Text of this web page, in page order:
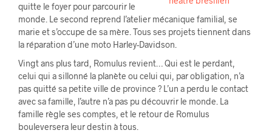
quitte le foyer pour parcourir le
monde. Le second reprend l’atelier mécanique familial, se
marie et s’occupe de sa mère. Tous ses projets tiennent dans
la réparation d’une moto Harley-Davidson.
Vingt ans plus tard, Romulus revient… Qui est le perdant,
celui qui a sillonné la planète ou celui qui, par obligation, n’a
pas quitté sa petite ville de province ? L’un a perdu le contact
avec sa famille, l’autre n’a pas pu découvrir le monde. La
famille règle ses comptes, et le retour de Romulus
bouleversera leur destin à tous.